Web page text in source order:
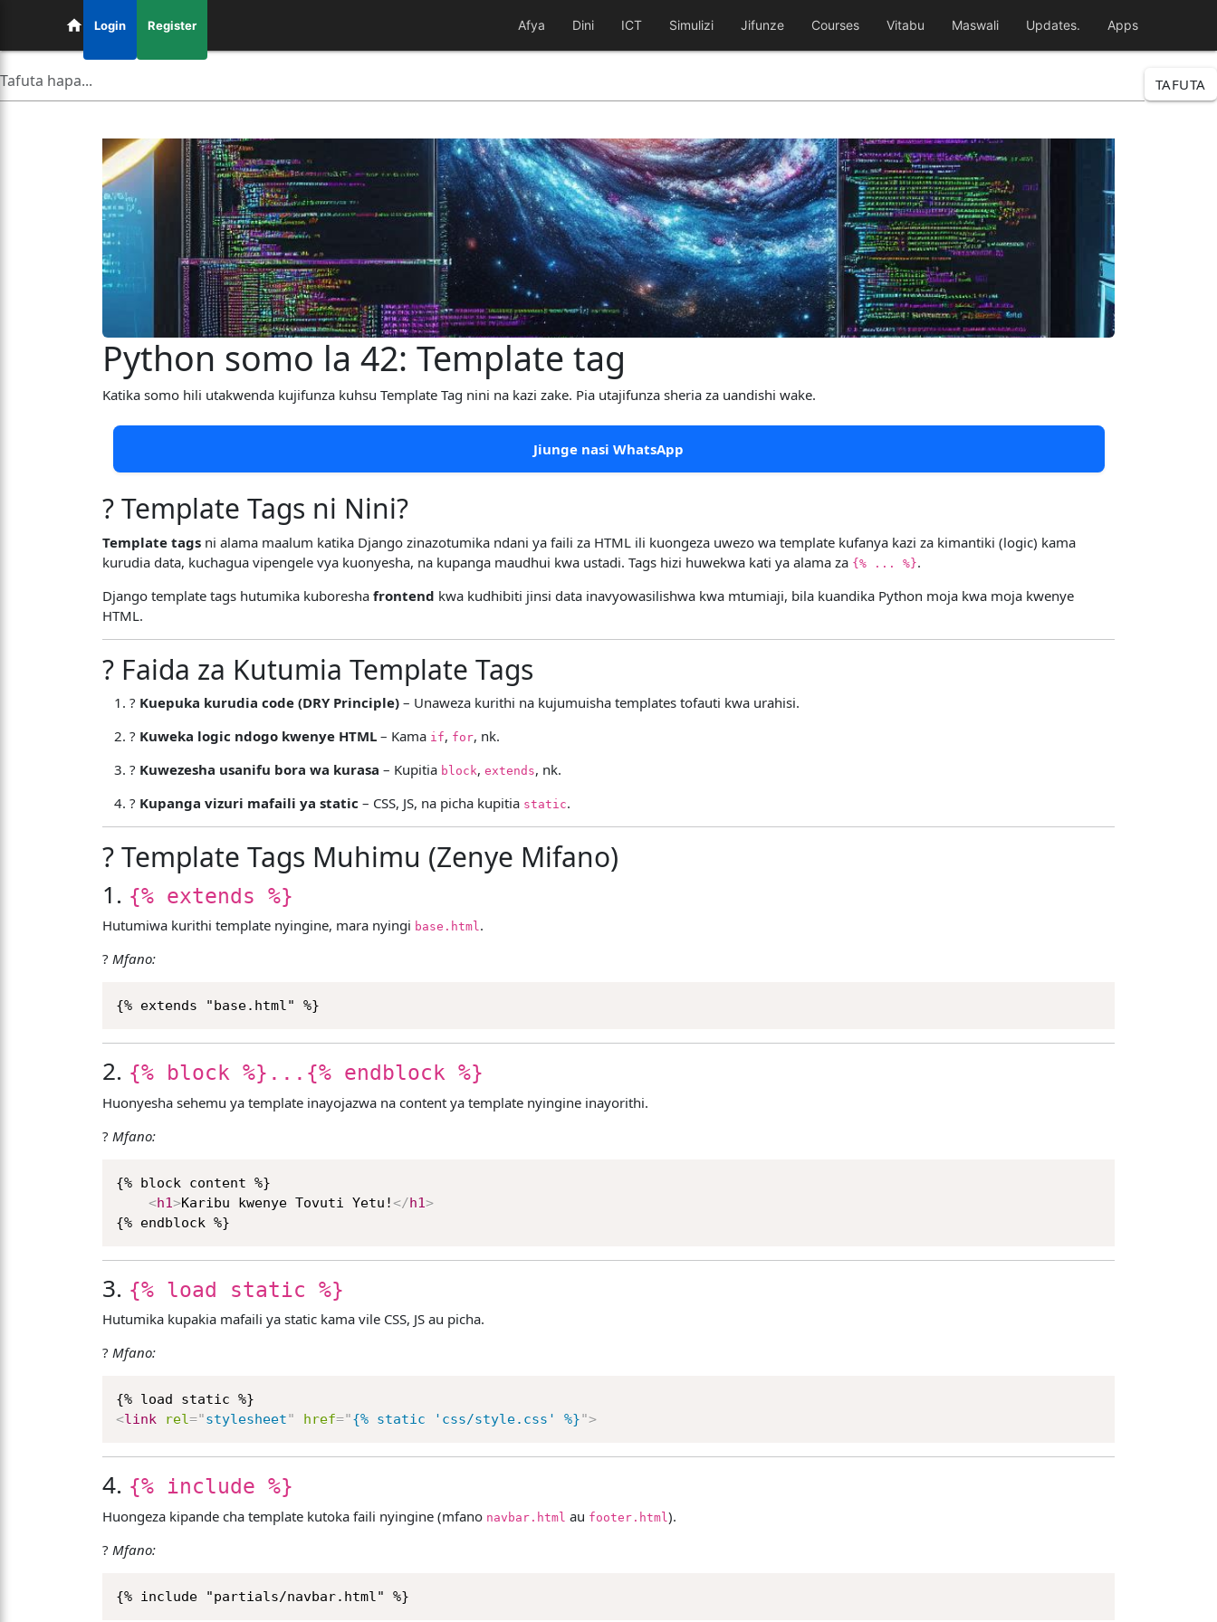
Login Register Afya Dini ICT Simulizi Jifunze Courses Vitabu Maswali Updates. Apps
TAFUTA
Python somo la 42: Template tag
Katika somo hili utakwenda kujifunza kuhsu Template Tag nini na kazi zake. Pia utajifunza sheria za uandishi wake.
Jiunge nasi WhatsApp
? Template Tags ni Nini?
Template tags ni alama maalum katika Django zinazotumika ndani ya faili za HTML ili kuongeza uwezo wa template kufanya kazi za kimantiki (logic) kama
kurudia data, kuchagua vipengele vya kuonyesha, na kupanga maudhui kwa ustadi. Tags hizi huwekwa kati ya alama za {% ... %}.
Django template tags hutumika kuboreshafrontend kwa kudhibiti jinsi data inavyowasilishwa kwa mtumiaji, bila kuandika Python moja kwa moja kwenye
HTML.
? Faida za Kutumia Template Tags
? Kuepuka kurudia code (DRY Principle) – Unaweza kurithi na kujumuisha templates tofauti kwa urahisi.
? Kuweka logic ndogo kwenye HTML – Kama if, for, nk.
? Kuwezesha usanifu bora wa kurasa – Kupitia block,extends, nk.
?️ Kupanga vizuri mafaili ya static – CSS, JS, na picha kupitia static.
?️ Template Tags Muhimu (Zenye Mifano)
1. {% extends %}
Hutumiwa kurithi template nyingine, mara nyingi base.html.
?Mfano:
2. {% block %}...{% endblock %}
Huonyesha sehemu ya template inayojazwa na content ya template nyingine inayorithi.
? Mfano:
{% block content %}
<h1>Karibu kwenye Tovuti Yetu!</h1>
3. {% load static %}
Hutumika kupakia mafaili ya static kama vile CSS, JS au picha.
?Mfano:
<link rel="stylesheet" href="{% static 'css/style.css' %}">
4. {% include %}
Huongeza kipande cha template kutoka faili nyingine (mfano navbar.html au footer.html).
? Mfano: